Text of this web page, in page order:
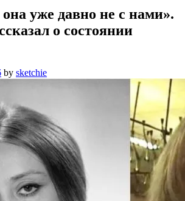
уже давно не с нами».
о состоянии
by sketchie